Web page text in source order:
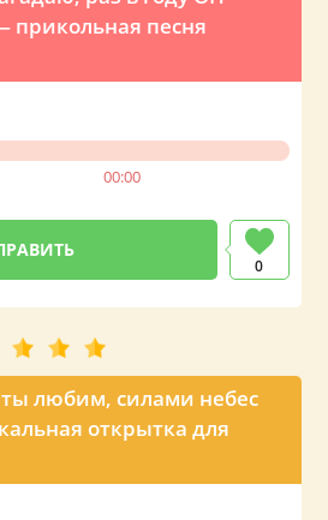
прикольная песня
00:00
0
любим, силами небес
открытка для